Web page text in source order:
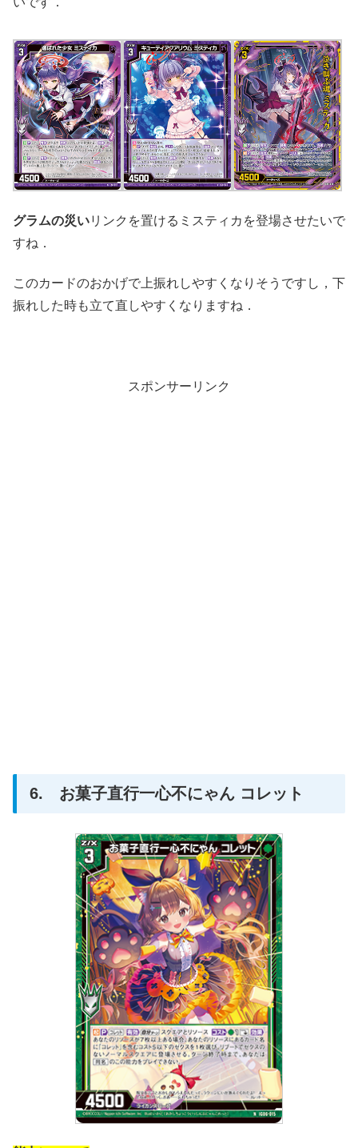
グラムの災いリンクを置けるミスティカを登場させたいで
すね．
このカードのおかげで上振れしやすくなりそうですし，下
振れした時も立て直しやすくなりますね．
スポンサーリンク
6. お菓子直行一心不にゃん コレット